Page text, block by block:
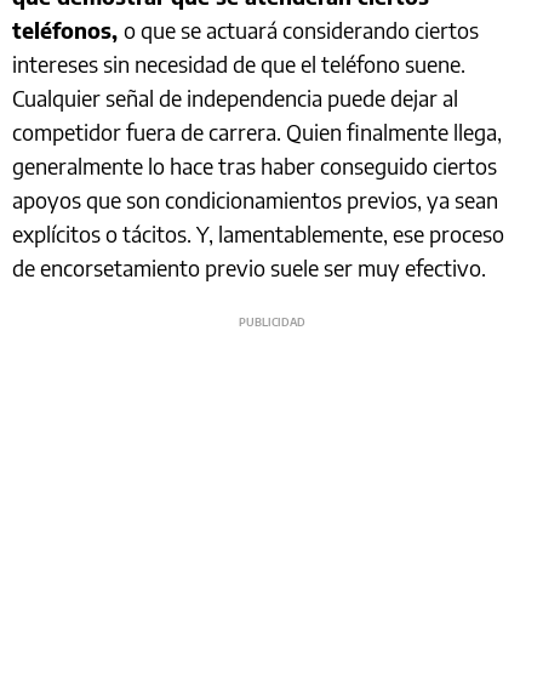
teléfonos, o que se actuará considerando ciertos
intereses sin necesidad de que el teléfono suene.
Cualquier señal de independencia puede dejar al
competidor fuera de carrera. Quien finalmente llega,
generalmente lo hace tras haber conseguido ciertos
apoyos que son condicionamientos previos, ya sean
explícitos o tácitos. Y, lamentablemente, ese proceso
de encorsetamiento previo suele ser muy efectivo.